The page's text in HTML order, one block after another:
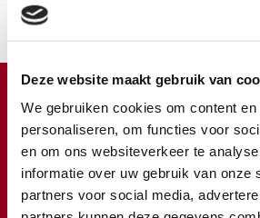
Deze website maakt gebruik van
We gebruiken cookies om content
personaliseren, om functies voor
en om ons websiteverkeer te
informatie over uw gebruik van onze
partners voor social media,
Nu lid worden
Doneren ?
Meer weten over wat we met uw
Klik hier
€